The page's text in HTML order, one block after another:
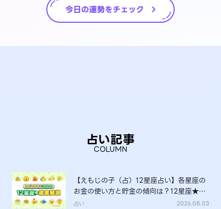
占い記事
COLUMN
【えもじの子（占）12星座占い】各星座の
お金の使い方と貯金の傾向は？12星座★徹
底解説
占い 2026.08.03